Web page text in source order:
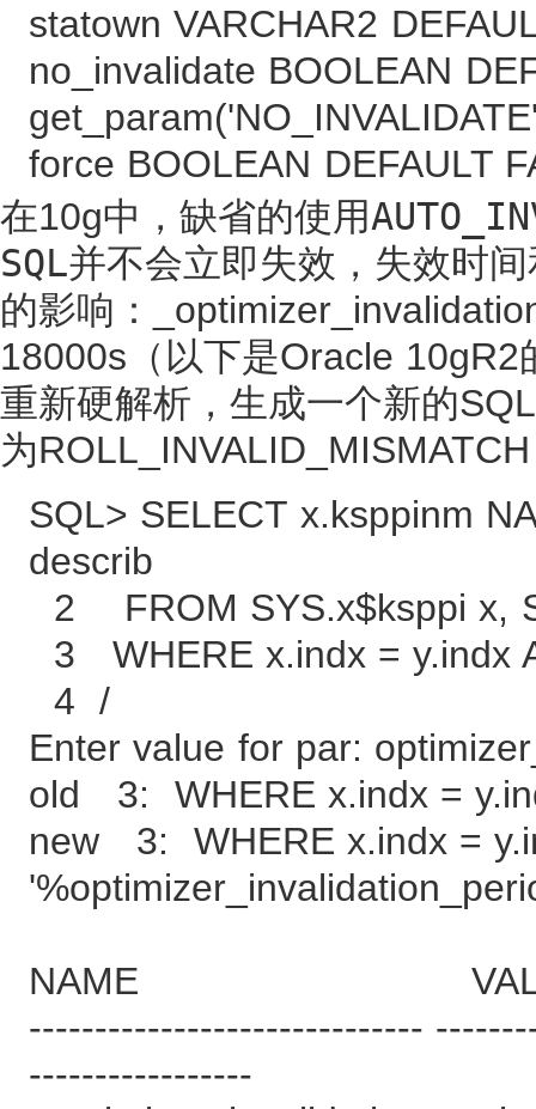
statown VARCHAR2
no_invalidate BOOLEAN
force BOOLEAN DEFAULT
在10g中，缺省的使用
SQL并不会立即失效，失效时
的影响：
18000s（以下是Oracle
重新硬解析，生成一个新的
为ROLL_INVALID_MISMATCH
SQL> SELECT x.ksppinm
describ
2 FROM SYS.x$ksppi x,
3 WHERE x.indx = y.indx
4 /
Enter value for par:
old 3: WHERE x.indx =
new 3: WHERE x.indx =
NAME
------------------------------
-----------------